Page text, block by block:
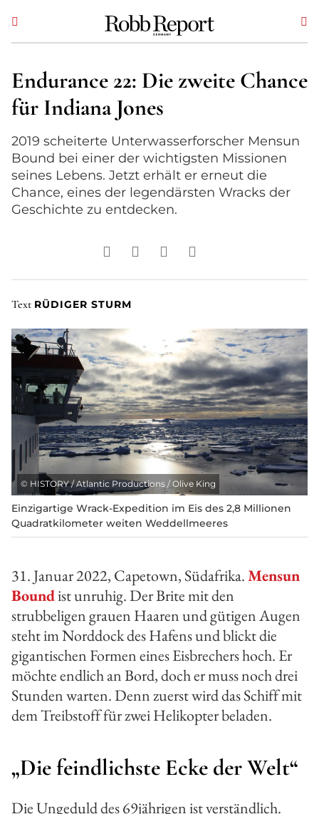
Endurance 22: Die zweite Chance
für Indiana Jones
2019 scheiterte Unterwasserforscher Mensun
Bound bei einer der wichtigsten Missionen
seines Lebens. Jetzt erhält er erneut die
Chance, eines der legendärsten Wracks der
Geschichte zu entdecken.
Text RÜDIGER STURM
© HISTORY / Atlantic Productions / Olive King
Einzigartige Wrack-Expedition im Eis des 2,8 Millionen
Quadratkilometer weiten Weddellmeeres
31. Januar 2022, Capetown, Südafrika.Mensun
Boundist unruhig. Der Brite mit den
strubbeligen grauen Haaren und gütigen Augen
steht im Norddock des Hafens und blickt die
gigantischen Formen eines Eisbrechers hoch. Er
möchte endlich an Bord, doch er muss noch drei
Stunden warten. Denn zuerst wird das Schiff mit
dem Treibstoff für zwei Helikopter beladen.
„Die feindlichste Ecke der Welt“
Die Ungeduld des 69jährigen ist verständlich.